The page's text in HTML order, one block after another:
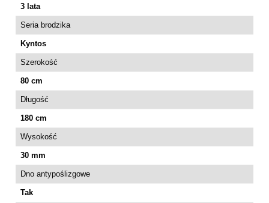
3 lata
Seria brodzika
Kyntos
Szerokość
80 cm
Długość
180 cm
Wysokość
30 mm
Dno antypoślizgowe
Tak